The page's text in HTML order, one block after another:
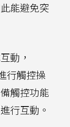
能避免突
動，
行觸控操
觸控功能
行互動。